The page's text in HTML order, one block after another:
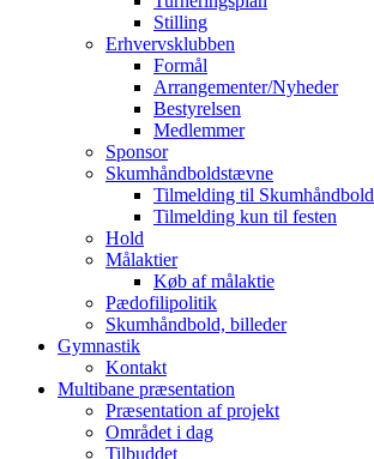
Stilling
Erhvervsklubben
Formål
Arrangementer/Nyheder
Bestyrelsen
Medlemmer
Sponsor
Skumhåndboldstævne
Tilmelding til Skumhåndbold
Tilmelding kun til festen
Hold
Målaktier
Køb af målaktie
Pædofilipolitik
Skumhåndbold, billeder
Gymnastik
Kontakt
Multibane præsentation
Præsentation af projekt
Området i dag
Tilbuddet